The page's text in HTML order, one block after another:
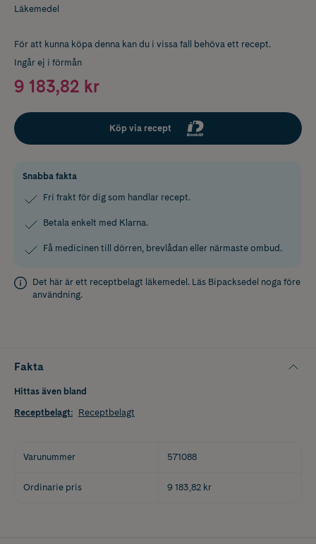
Läkemedel
För att kunna köpa denna kan du i vissa fall behöva ett recept.
Ingår ej i förmån
9 183,82 kr
Köp via recept
Snabba fakta
Fri frakt för dig som handlar recept.
Betala enkelt med Klarna.
Få medicinen till dörren, brevlådan eller närmaste ombud.
Det här är ett receptbelagt läkemedel. Läs Bipacksedel noga före
användning.
Fakta
Hittas även bland
Receptbelagt: Receptbelagt
Varunummer 571088
Ordinarie pris 9 183,82 kr